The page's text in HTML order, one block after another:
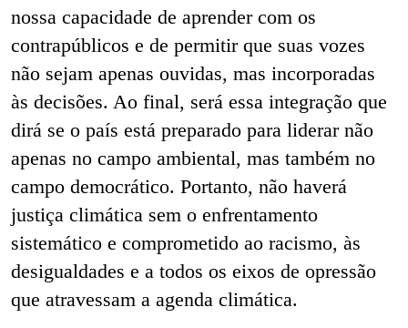
nossa capacidade de aprender com os
contrapúblicos e de permitir que suas vozes
não sejam apenas ouvidas, mas incorporadas
às decisões. Ao final, será essa integração que
dirá se o país está preparado para liderar não
apenas no campo ambiental, mas também no
campo democrático. Portanto, não haverá
justiça climática sem o enfrentamento
sistemático e comprometido ao racismo, às
desigualdades e a todos os eixos de opressão
que atravessam a agenda climática.